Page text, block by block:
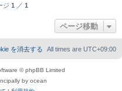
ジ 1 ／ 1
ページ移動
All times are UTC+09:00
を消去する
© phpBB Limited
by ocean